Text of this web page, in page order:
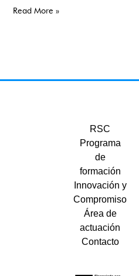
Read More »
RSC
Programa
de
formación
Innovación y
Compromiso
Área de
actuación
Contacto